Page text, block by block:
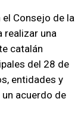
Consejo de la
realizar una
catalán
del 28 de
entidades y
acuerdo de